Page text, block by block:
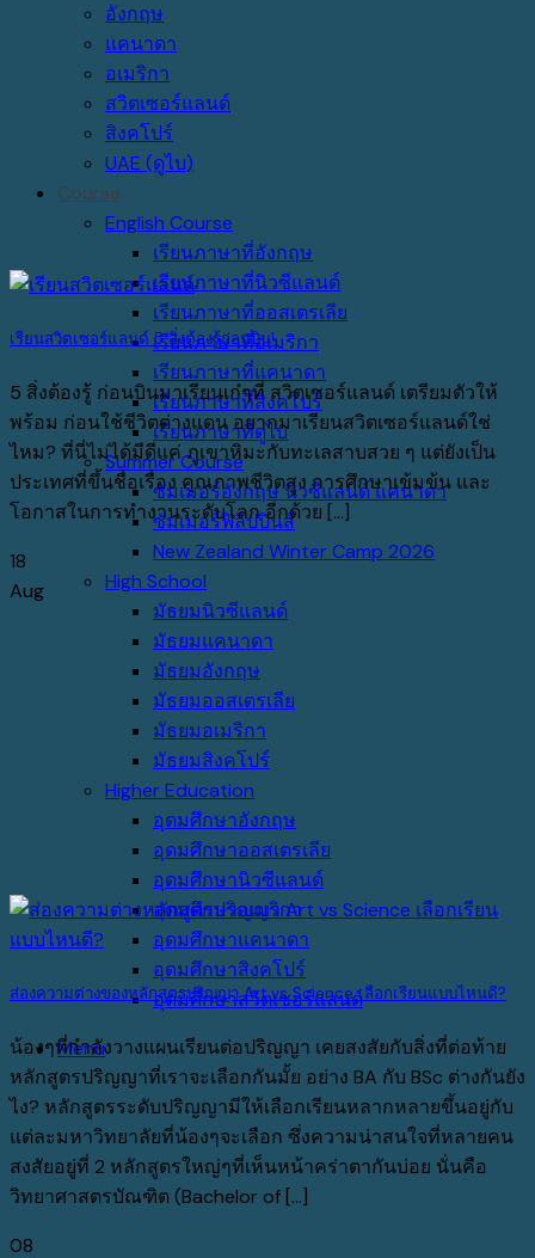
อังกฤษ
แคนาดา
อเมริกา
สวิตเซอร์แลนด์
สิงคโปร์
UAE (ดูไบ)
Course
English Course
เรียนภาษาที่อังกฤษ
เรียนภาษาที่นิวซีแลนด์
เรียนภาษาที่ออสเตรเลีย
เรียนภาษาที่อเมริกา
เรียนภาษาที่แคนาดา
เรียนภาษาที่สิงคโปร์
เรียนภาษาที่ดูไบ
Summer Course
ซัมเมอร์อังกฤษ นิวซีแลนด์ แคนาดา
ซัมเมอร์ฟิลิปปินส์
New Zealand Winter Camp 2026
High School
มัธยมนิวซีแลนด์
มัธยมแคนาดา
มัธยมอังกฤษ
มัธยมออสเตรเลีย
มัธยมอเมริกา
มัธยมสิงคโปร์
Higher Education
อุดมศึกษาอังกฤษ
อุดมศึกษาออสเตรเลีย
อุดมศึกษานิวซีแลนด์
อุดมศึกษาอเมริกา
อุดมศึกษาแคนาดา
อุดมศึกษาสิงคโปร์
อุดมศึกษาสวิตเซอร์แลนด์
Menu
เรียนสวิตเซอร์แลนด์ 5 สิ่งต้องรู้ก่อนบิน!
5 สิ่งต้องรู้ ก่อนบินมาเรียนเก๋ๆที่ สวิตเซอร์แลนด์ เตรียมตัวให้
พร้อม ก่อนใช้ชีวิตต่างแดน อยากมาเรียนสวิตเซอร์แลนด์ใช่
ไหม? ที่นี่ไม่ได้มีดีแค่ ภูเขาหิมะกับทะเลสาบสวย ๆ แต่ยังเป็น
ประเทศที่ขึ้นชื่อเรื่อง คุณภาพชีวิตสูง การศึกษาเข้มข้น และ
โอกาสในการทำงานระดับโลก อีกด้วย [...]
18
Aug
ส่องความต่างของหลักสูตรปริญญา Art vs Science เลือกเรียนแบบไหนดี?
น้องๆที่กำลังวางแผนเรียนต่อปริญญา เคยสงสัยกับสิ่งที่ต่อท้าย
หลักสูตรปริญญาที่เราจะเลือกกันมั้ย อย่าง BA กับ BSc ต่างกันยัง
ไง? หลักสูตรระดับปริญญามีให้เลือกเรียนหลากหลายขึ้นอยู่กับ
แต่ละมหาวิทยาลัยที่น้องๆจะเลือก ซึ่งความน่าสนใจที่หลายคน
สงสัยอยู่ที่ 2 หลักสูตรใหญ่ๆที่เห็นหน้าคร่าตากันบ่อย นั่นคือ
วิทยาศาสตรบัณฑิต (Bachelor of [...]
08